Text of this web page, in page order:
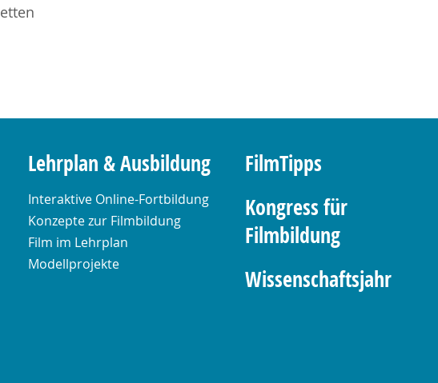
Lehrplan & Ausbildung
Interaktive Online-Fortbildung
Konzepte zur Filmbildung
Film im Lehrplan
Modellprojekte
FilmTipps
Kongress für
Filmbildung
Wissenschaftsjahr